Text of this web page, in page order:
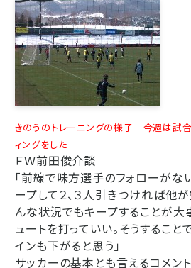
きのうのトレーニングの様子 今週は試
ィングをした
ＦＷ前田俊介談
「前線で味方選手のフォローがな
ープして２、３人引きつければ他
んな状況でもキープすることが大
ュートを打っていい。そうすること
インも下がると思う」
サッカーの基本とも言えるコメン